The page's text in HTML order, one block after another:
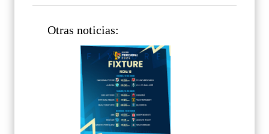
Otras noticias: